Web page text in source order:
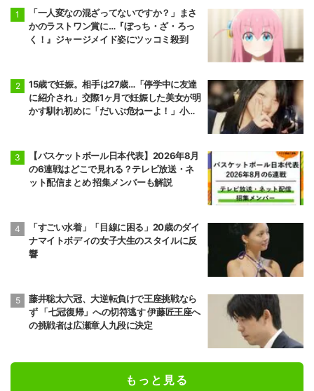
「一人変なの混ざってないですか？」まさ
かのラストワン賞に…『ぼっち・ざ・ろっ
く！』ジャージメイド姿にツッコミ殺到
15歳で妊娠。相手は27歳…「停学中に友達
に紹介され」交際1ヶ月で妊娠した美女が明
かす馴れ初めに「だいぶ危ねーよ！」小森
【バスケットボール日本代表】2026年8月
の6連戦はどこで見れる？テレビ放送・ネ
ット配信まとめ 招集メンバーも解説
「すごい水着」「目線に困る」20歳のダイ
ナマイトボディの女子大生のスタイルに反
響
藤井聡太六冠、大逆転負けで王座挑戦なら
ず 「七冠復帰」への切符逃す 伊藤匠王座へ
の挑戦者は広瀬章人九段に決定
もっと見る